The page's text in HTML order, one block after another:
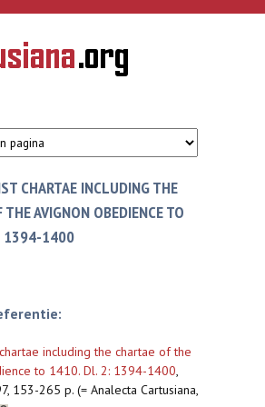
gaan
CHARTAE INCLUDING THE
THE AVIGNON OBEDIENCE TO
1394-1400
including the chartae of the
to 1410. Dl. 2: 1394-1400,
153-265 p. (= Analecta Cartusiana,